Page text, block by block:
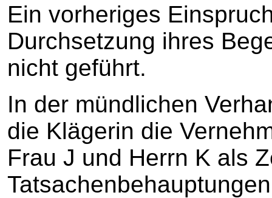
Ein vorheriges
Durchsetzung ihres
nicht geführt.
In der mündlichen
die Klägerin die
Frau J und Herrn K als